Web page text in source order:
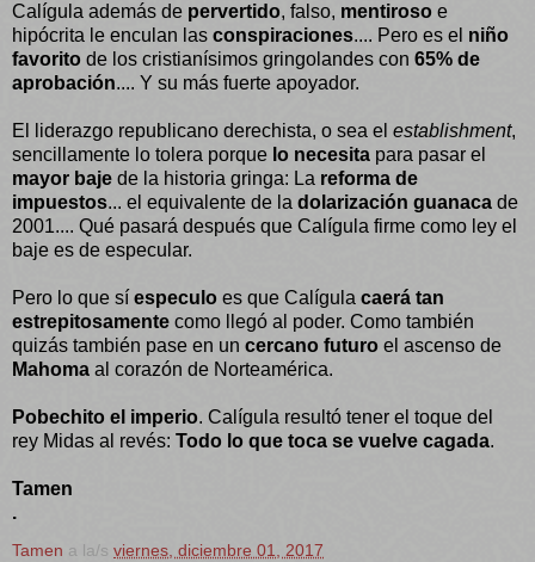
Calígula además de pervertido, falso, mentiroso e
hipócrita le enculan las conspiraciones.... Pero es el niño
favorito de los cristianísimos gringolandes con 65% de
aprobación.... Y su más fuerte apoyador.
El liderazgo republicano derechista, o sea el establishment,
sencillamente lo tolera porque lo necesita para pasar el
mayor baje de la historia gringa: La reforma de
impuestos... el equivalente de la dolarización guanaca de
2001.... Qué pasará después que Calígula firme como ley el
baje es de especular.
Pero lo que sí especulo es que Calígula caerá tan
estrepitosamente como llegó al poder. Como también
quizás también pase en un cercano futuro el ascenso de
Mahoma al corazón de Norteamérica.
Pobechito el imperio. Calígula resultó tener el toque del
rey Midas al revés: Todo lo que toca se vuelve cagada.
Tamen
.
Tamen a la/s viernes, diciembre 01, 2017